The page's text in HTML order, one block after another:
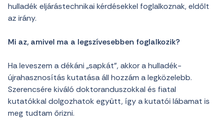
hulladék eljárástechnikai kérdésekkel foglalkoznak, eldőlt
az irány.
Mi az, amivel ma a legszívesebben foglalkozik?
Ha leveszem a dékáni „sapkát”, akkor a hulladék-
újrahasznosítás kutatása áll hozzám a legközelebb.
Szerencsére kiváló doktoranduszokkal és fiatal
kutatókkal dolgozhatok együtt, így a kutatói lábamat is
meg tudtam őrizni.